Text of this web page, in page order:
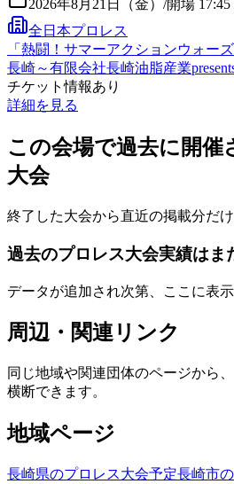
2026年8月21日（金） /開場
全日本プロレス
「熱闘！サマーアクションウォー
長崎～有限会社長崎油脂産業
チケット情報あり
詳細を見る
この会場で過去に開催
大会
終了した大会から直近の掲載分だ
過去のプロレス大会実績はま
データが追加され次第、ここに表示
周辺・関連リンク
同じ地域や関連団体のページから
横断できます。
地域ページ
長崎県のプロレス大会予定長崎市